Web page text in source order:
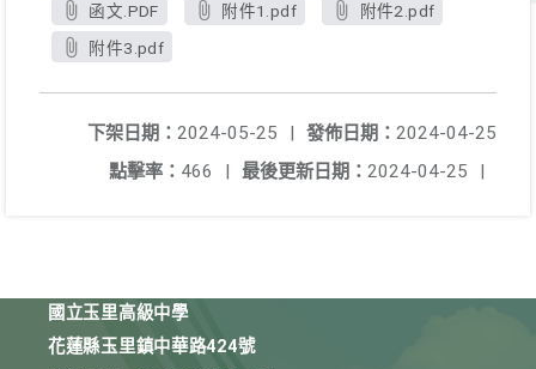
函文.PDF 附件1.pdf
附件2.pdf
附件3.pdf
發佈日期： 2024-04-25
下架日期： 2024-05-25
|
最後更新日期： 2024-04-25 |
點擊率： 466 |
國立玉里高級中學
花蓮縣玉里鎮中華路424號